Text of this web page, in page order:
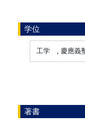
学位
工学 , 慶應義
著書